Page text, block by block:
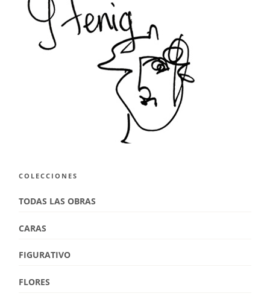
COLECCIONES
TODAS LAS OBRAS
CARAS
FIGURATIVO
FLORES